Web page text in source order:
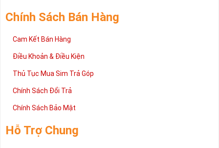
Chính Sách Bán Hàng
Cam Kết Bán Hàng
Điều Khoản & Điều Kiện
Thủ Tục Mua Sim Trả Góp
Chính Sách Đổi Trả
Chính Sách Bảo Mật
Hỗ Trợ Chung